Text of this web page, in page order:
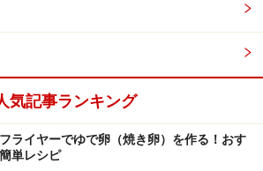
気記事ランキング
ライヤーでゆで卵（焼き卵）を作る！おす
単レシピ